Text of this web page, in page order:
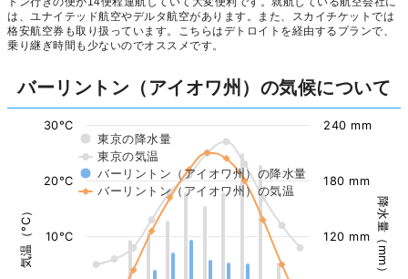
は、ユナイテッド航空やデルタ航空があります。また、スカイチケットでは
格安航空券も取り扱っています。こちらはデトロイトを経由するプランで、
乗り継ぎ時間も少ないのでオススメです。
バーリントン（アイオワ州）の気候について
気温（°C） 降水量（mm）
東京の降水量
東京の気温
バーリントン（アイオワ州）の降水量
バーリントン（アイオワ州）の気温
10°C
20°C
30°C
120 mm
180 mm
240 mm